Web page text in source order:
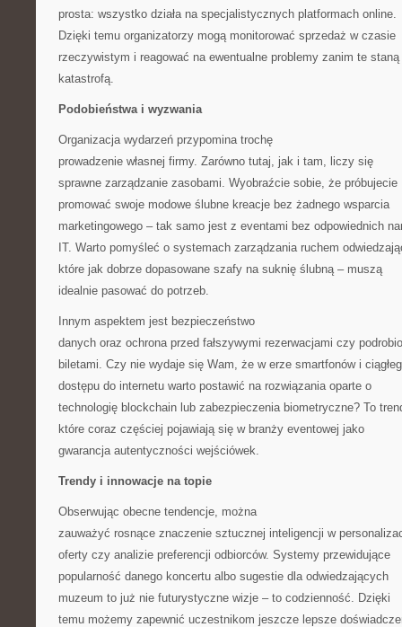
prosta: wszystko działa na specjalistycznych platformach online.
Dzięki temu organizatorzy mogą monitorować sprzedaż w czasie
rzeczywistym i reagować na ewentualne problemy zanim te
katastrofą.
Podobieństwa i wyzwania
Organizacja wydarzeń przypomina trochę
prowadzenie własnej firmy. Zarówno tutaj, jak i tam, liczy się
sprawne zarządzanie zasobami. Wyobraźcie sobie, że próbujecie
promować swoje modowe ślubne kreacje bez żadnego wsparcia
marketingowego – tak samo jest z eventami bez odpowiednich
IT. Warto pomyśleć o systemach zarządzania ruchem
które jak dobrze dopasowane szafy na suknię ślubną – muszą
idealnie pasować do potrzeb.
Innym aspektem jest bezpieczeństwo
danych oraz ochrona przed fałszywymi rezerwacjami czy
biletami. Czy nie wydaje się Wam, że w erze smartfonów i
dostępu do internetu warto postawić na rozwiązania oparte o
technologię blockchain lub zabezpieczenia biometryczne? To
które coraz częściej pojawiają się w branży eventowej jako
gwarancja autentyczności wejściówek.
Trendy i innowacje na topie
Obserwując obecne tendencje, można
zauważyć rosnące znaczenie sztucznej inteligencji w
oferty czy analizie preferencji odbiorców. Systemy przewidujące
popularność danego koncertu albo sugestie dla odwiedzających
muzeum to już nie futurystyczne wizje – to codzienność. Dzięki
temu możemy zapewnić uczestnikom jeszcze lepsze